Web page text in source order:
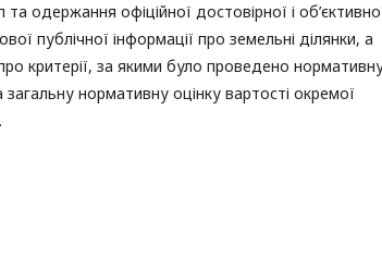
та одержання офіційної достовірної і
публічної інформації про земельні ділянки, а
критерії, за якими було проведено
нормативну оцінку вартості окремої